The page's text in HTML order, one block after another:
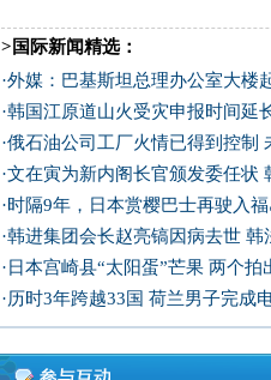
>国际新闻精选：
·外媒：巴基斯坦总理办公室大楼
·韩国江原道山火受灾申报时间延
·俄石油公司工厂火情已得到控制
·文在寅为新内阁长官颁发委任状
·时隔9年，日本赏樱巴士再驶入
·韩进集团会长赵亮镐因病去世 韩
· 日本宫崎县“太阳蛋”芒果 两个拍
·历时3年跨越33国 荷兰男子完成